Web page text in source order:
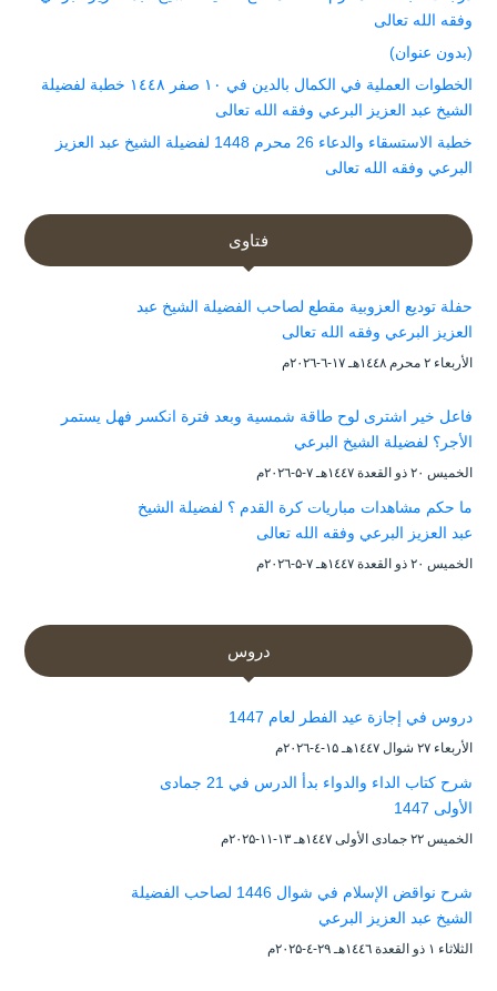
وفقه الله تعالى
(بدون عنوان)
الخطوات العملية في الكمال بالدين في ١٠ صفر ١٤٤٨ خطبة لفضيلة
الشيخ عبد العزيز البرعي وفقه الله تعالى
خطبة الاستسقاء والدعاء 26 محرم 1448 لفضيلة الشيخ عبد العزيز
البرعي وفقه الله تعالى
فتاوى
حفلة توديع العزوبية مقطع لصاحب الفضيلة الشيخ عبد
العزيز البرعي وفقه الله تعالى
الأربعاء ۲ محرم ۱٤٤۸هـ ۱۷-٦-۲۰۲٦م
فاعل خير اشترى لوح طاقة شمسية وبعد فترة انكسر فهل يستمر
الأجر؟ لفضيلة الشيخ البرعي
الخميس ۲۰ ذو القعدة ۱٤٤۷هـ ۷-۵-۲۰۲٦م
ما حكم مشاهدات مباريات كرة القدم ؟ لفضيلة الشيخ
عبد العزيز البرعي وفقه الله تعالى
الخميس ۲۰ ذو القعدة ۱٤٤۷هـ ۷-۵-۲۰۲٦م
دروس
دروس في إجازة عيد الفطر لعام 1447
الأربعاء ۲۷ شوال ۱٤٤۷هـ ۱۵-٤-۲۰۲٦م
شرح كتاب الداء والدواء بدأ الدرس في 21 جمادى
الأولى 1447
الخميس ۲۲ جمادى الأولى ۱٤٤۷هـ ۱۳-۱۱-۲۰۲۵م
شرح نواقض الإسلام في شوال 1446 لصاحب الفضيلة
الشيخ عبد العزيز البرعي
الثلاثاء ۱ ذو القعدة ۱٤٤٦هـ ۲۹-٤-۲۰۲۵م